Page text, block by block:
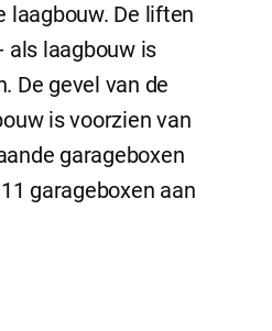
laagbouw. De liften
als laagbouw is
De gevel van de
is voorzien van
garageboxen
garageboxen aan